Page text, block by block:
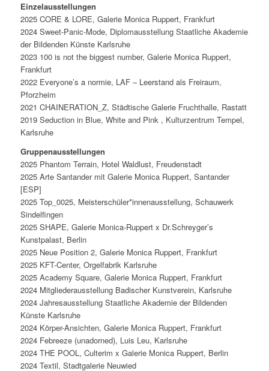
Einzelausstellungen
2025 CORE & LORE, Galerie Monica Ruppert, Frankfurt
2024 Sweet-Panic-Mode, Diplomausstellung Staatliche Akademie
der Bildenden Künste Karlsruhe
2023 100 is not the biggest number, Galerie Monica Ruppert,
Frankfurt
2022 Everyone’s a normie, LAF – Leerstand als Freiraum,
Pforzheim
2021 CHAINERATION_Z, Städtische Galerie Fruchthalle, Rastatt
2019 Seduction in Blue, White and Pink , Kulturzentrum Tempel,
Karlsruhe
Gruppenausstellungen
2025 Phantom Terrain, Hotel Waldlust, Freudenstadt
2025 Arte Santander mit Galerie Monica Ruppert, Santander
[ESP]
2025 Top_0025, Meisterschüler*innenausstellung, Schauwerk
Sindelfingen
2025 SHAPE, Galerie Monica-Ruppert x Dr.Schreyger’s
Kunstpalast, Berlin
2025 Neue Position 2, Galerie Monica Ruppert, Frankfurt
2025 KFT-Center, Orgelfabrik Karlsruhe
2025 Academy Square, Galerie Monica Ruppert, Frankfurt
2024 Mitgliederausstellung Badischer Kunstverein, Karlsruhe
2024 Jahresausstellung Staatliche Akademie der Bildenden
Künste Karlsruhe
2024 Körper-Ansichten, Galerie Monica Ruppert, Frankfurt
2024 Febreeze (unadorned), Luis Leu, Karlsruhe
2024 THE POOL, Culterim x Galerie Monica Ruppert, Berlin
2024 Textil, Stadtgalerie Neuwied